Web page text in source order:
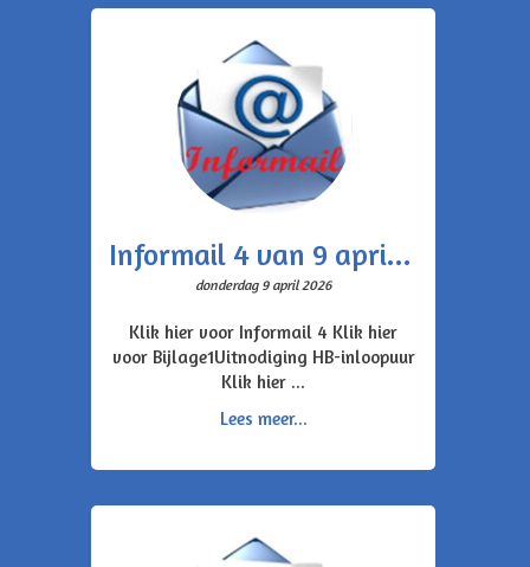
Informail 4 van 9 april 2026
donderdag 9 april 2026
Klik hier voor Informail 4 Klik hier
voor Bijlage1Uitnodiging HB-inloopuur
Klik hier ...
Lees meer...